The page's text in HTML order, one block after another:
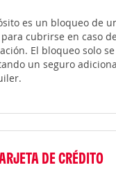
es un bloqueo de
cubrirse en caso
El bloqueo solo
un seguro
DE CRÉDITO